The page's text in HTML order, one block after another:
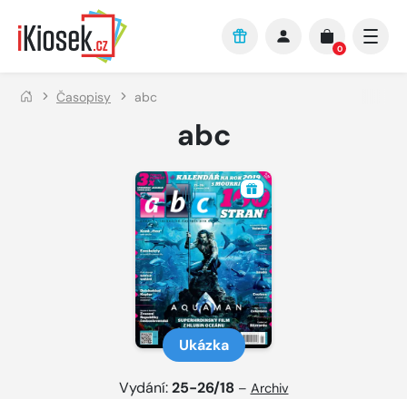
Přejít na hlavní obsah
0
Časopisy abc
abc
Ukázka
Vydání:25-26/18 – Archiv